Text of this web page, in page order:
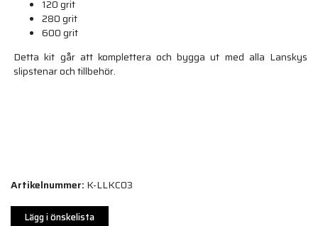
120 grit
280 grit
600 grit
Detta kit går att komplettera och bygga ut med alla Lanskys
slipstenar och tillbehör.
Artikelnummer: K-LLKC03
Lägg i önskelista